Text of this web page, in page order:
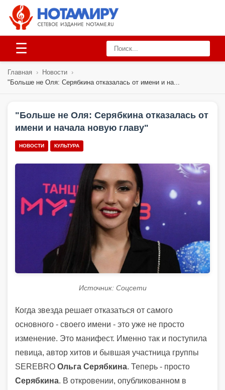
☰
Главная › Новости ›
"Больше не Оля: Серябкина отказалась от имени и на...
"Больше не Оля: Серябкина отказалась от
имени и начала новую главу"
НОВОСТИ КУЛЬТУРА
Источник: Соцсети
Когда звезда решает отказаться от самого
основного - своего имени - это уже не просто
изменение. Это манифест. Именно так и поступила
певица, автор хитов и бывшая участница группы
SEREBRO Ольга Серябкина. Теперь - просто
Серябкина. В откровении, опубликованном в